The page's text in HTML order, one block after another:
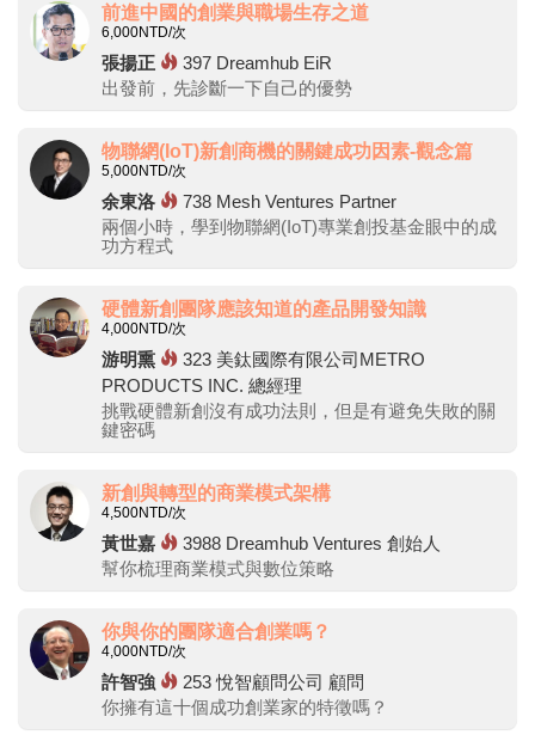
前進中國的創業與職場生存之道
6,000NTD/次
張揚正 397 Dreamhub EiR
出發前，先診斷一下自己的優勢
物聯網(IoT)新創商機的關鍵成功因素-觀念篇
5,000NTD/次
余東洛 738 Mesh Ventures Partner
兩個小時，學到物聯網(IoT)專業創投基金眼中的成
功方程式
硬體新創團隊應該知道的產品開發知識
4,000NTD/次
游明熏 323 美鈦國際有限公司METRO
PRODUCTS INC. 總經理
挑戰硬體新創沒有成功法則，但是有避免失敗的關
鍵密碼
新創與轉型的商業模式架構
4,500NTD/次
黃世嘉 3988 Dreamhub Ventures 創始人
幫你梳理商業模式與數位策略
你與你的團隊適合創業嗎？
4,000NTD/次
許智強 253 悅智顧問公司 顧問
你擁有這十個成功創業家的特徵嗎？